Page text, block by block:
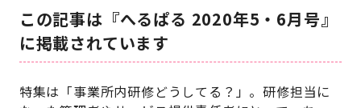
この記事は『へるぱる 2020年5・6月号』
に掲載されています
特集は「事業所内研修どうしてる？」。研修担当に